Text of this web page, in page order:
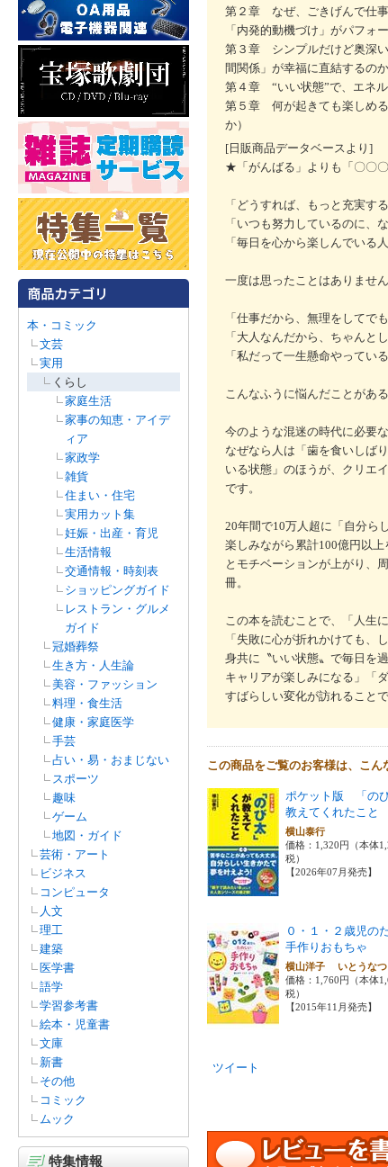
本・コミック
文芸
実用
くらし
家庭生活
家事の知恵・アイデ
ィア
家政学
雑貨
住まい・住宅
実用カット集
妊娠・出産・育児
生活情報
交通情報・時刻表
ショッピングガイド
レストラン・グルメ
ガイド
冠婚葬祭
生き方・人生論
美容・ファッション
料理・食生活
健康・家庭医学
手芸
占い・易・おまじない
スポーツ
趣味
ゲーム
地図・ガイド
芸術・アート
ビジネス
コンピュータ
人文
理工
建築
医学書
語学
学習参考書
絵本・児童書
文庫
新書
その他
コミック
ムック
特集情報
第２章 なぜ、ごきげんで仕事
「内発的動機づけ」がパフォ
第３章 シンプルだけど奥深い
間関係」が幸福に直結するの
第４章 “いい状態”で、エネ
第５章 何が起きても楽しめ
か）
[日販商品データベースより]
★「がんばる」よりも「〇〇
「どうすれば、もっと充実す
「いつも努力しているのに、
「毎日を心から楽しんでいる
一度は思ったことはありませ
「仕事だから、無理をしてで
「大人なんだから、ちゃんと
「私だって一生懸命やって
こんなふうに悩んだことがあ
今のような混迷の時代に必要
なぜなら人は「歯を食いしば
いる状態」のほうが、クリエ
です。
20年間で10万人超に「自分ら
楽しみながら累計100億円以
とモチベーションが上がり、
冊。
この本を読むことで、「人生
「失敗に心が折れかけても、
身共に〝いい状態〟で毎日を
キャリアが楽しみになる」「
すばらしい変化が訪れることで
この商品をご覧のお客様は、こん
ポケット版 「の
教えてくれたこと
横山泰行
価格：1,320円（本体
税）
【2026年07月発売】
０・１・２歳児の
手作りおもちゃ
横山洋子 いとうな
価格：1,760円（本体
税）
【2015年11月発売】
ツイート